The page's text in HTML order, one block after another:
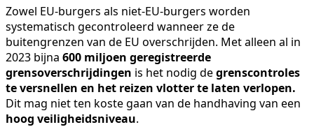
Zowel EU-burgers als niet-EU-burgers worden
systematisch gecontroleerd wanneer ze de
buitengrenzen van de EU overschrijden. Met alleen al in
2023 bijna 600 miljoen geregistreerde
grensoverschrijdingen is het nodig degrenscontroles
te versnellen en het reizen vlotter te laten verlopen.
Dit mag niet ten koste gaan van de handhaving van een
hoog veiligheidsniveau.